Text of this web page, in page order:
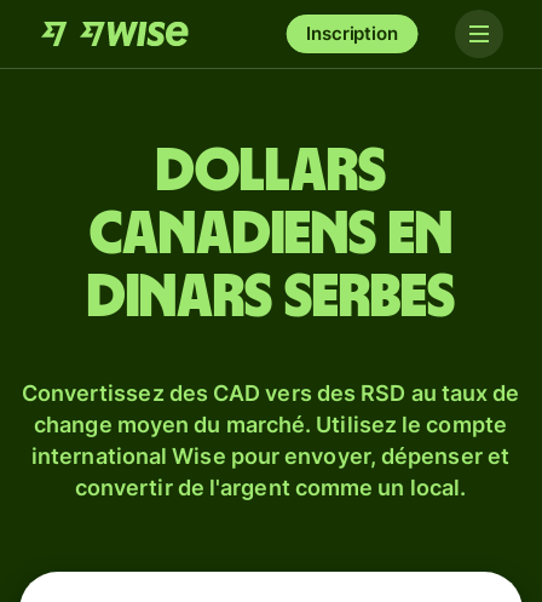
Inscription
Dollars
canadiens en
dinars serbes
Convertissez des CAD vers des RSD au taux de
change moyen du marché. Utilisez le compte
international Wise pour envoyer, dépenser et
convertir de l'argent comme un local.